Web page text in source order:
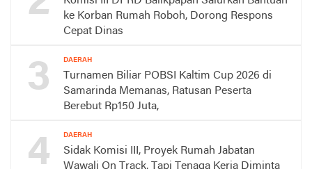
ke Korban Rumah Roboh, Dorong Respons
Cepat Dinas
3 DAERAH
Turnamen Biliar POBSI Kaltim Cup 2026 di
Samarinda Memanas, Ratusan Peserta
Berebut Rp150 Juta,
4 DAERAH
Sidak Komisi III, Proyek Rumah Jabatan
Wawali On Track, Tapi Tenaga Kerja Diminta